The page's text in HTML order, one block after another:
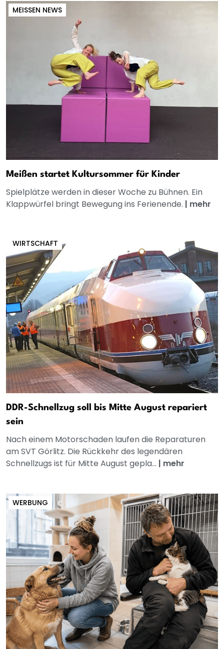
MEISSEN NEWS
Meißen startet Kultursommer für Kinder
Spielplätze werden in dieser Woche zu Bühnen. Ein
Klappwürfel bringt Bewegung ins Ferienende. | mehr
WIRTSCHAFT
DDR-Schnellzug soll bis Mitte August repariert
sein
Nach einem Motorschaden laufen die Reparaturen
am SVT Görlitz. Die Rückkehr des legendären
Schnellzugs ist für Mitte August gepla... | mehr
WERBUNG